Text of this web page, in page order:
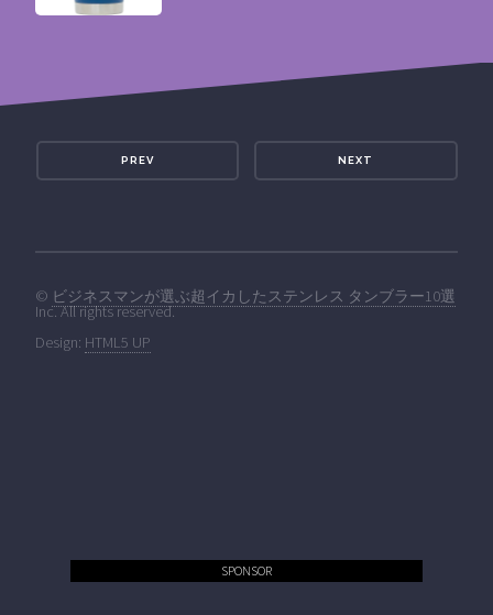
PREV NEXT
© ビジネスマンが選ぶ超イカしたステンレス タンブラー10選
Inc. All rights reserved.
Design: HTML5 UP
SPONSOR